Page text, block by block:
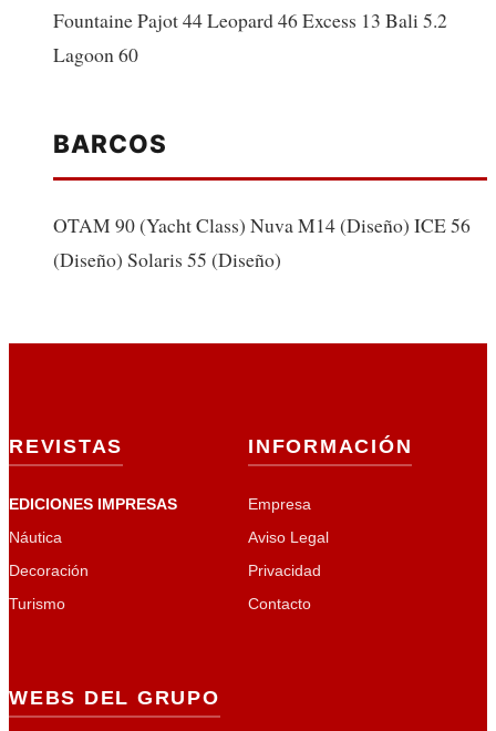
Fountaine Pajot 44 Leopard 46 Excess 13 Bali 5.2
Lagoon 60
BARCOS
OTAM 90 (Yacht Class) Nuva M14 (Diseño) ICE 56
(Diseño) Solaris 55 (Diseño)
REVISTAS
EDICIONES IMPRESAS
Náutica
Decoración
Turismo
INFORMACIÓN
Empresa
Aviso Legal
Privacidad
Contacto
WEBS DEL GRUPO